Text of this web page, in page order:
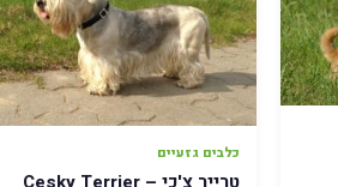
כלבים גזעיים